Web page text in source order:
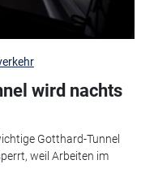
wird nachts
Gotthard-Tunnel
weil Arbeiten im